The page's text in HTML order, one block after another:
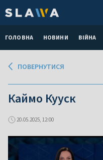
ГОЛОВНА НОВИНИ ВІЙНА
ПОВЕРНУТИСЯ
Каймо Кууск
20.05.2025, 12:00